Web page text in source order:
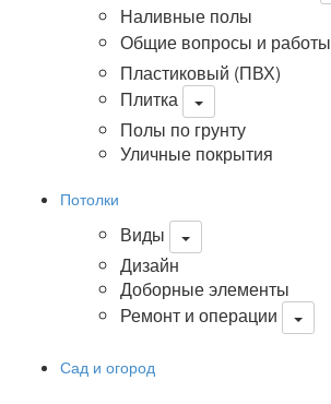
Наливные полы
Общие вопросы и работы
Пластиковый (ПВХ)
Плитка
Полы по грунту
Уличные покрытия
Потолки
Виды
Дизайн
Доборные элементы
Ремонт и операции
Сад и огород